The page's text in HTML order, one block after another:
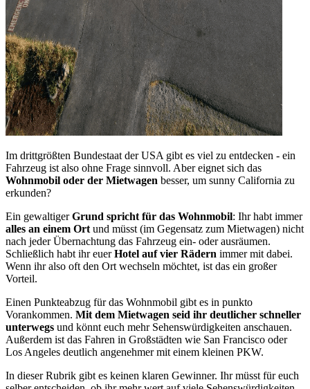
Im drittgrößten Bundestaat der USA gibt es viel zu entdecken - ein
Fahrzeug ist also ohne Frage sinnvoll. Aber eignet sich das
Wohnmobil oder der Mietwagen besser, um sunny California zu
erkunden?
Ein gewaltigerGrund spricht für das Wohnmobil: Ihr habt immer
alles an einem Ortund müsst (im Gegensatz zum Mietwagen) nicht
nach jeder Übernachtung das Fahrzeug ein- oder ausräumen.
Schließlich habt ihr euerHotel auf vier Rädern immer mit dabei.
Wenn ihr also oft den Ort wechseln möchtet, ist das ein großer
Vorteil.
Einen Punkteabzug für das Wohnmobil gibt es in punkto
Vorankommen. Mit dem Mietwagen seid ihr deutlicher schneller
unterwegs und könnt euch mehr Sehenswürdigkeiten anschauen.
Außerdem ist das Fahren in Großstädten wie San Francisco oder
Los Angeles deutlich angenehmer mit einem kleinen PKW.
In dieser Rubrik gibt es keinen klaren Gewinner. Ihr müsst für euch